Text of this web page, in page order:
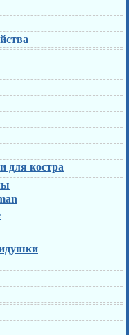
для костра